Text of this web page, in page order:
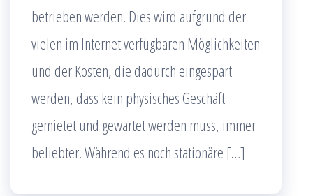
betrieben werden. Dies wird aufgrund der
vielen im Internet verfügbaren Möglichkeiten
und der Kosten, die dadurch eingespart
werden, dass kein physisches Geschäft
gemietet und gewartet werden muss, immer
beliebter. Während es noch stationäre […]